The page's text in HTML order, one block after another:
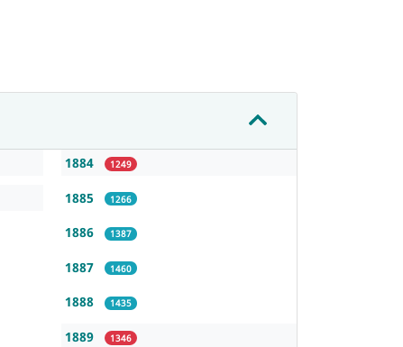
1884 1249
1885 1266
1886 1387
1887 1460
1888 1435
1889 1346